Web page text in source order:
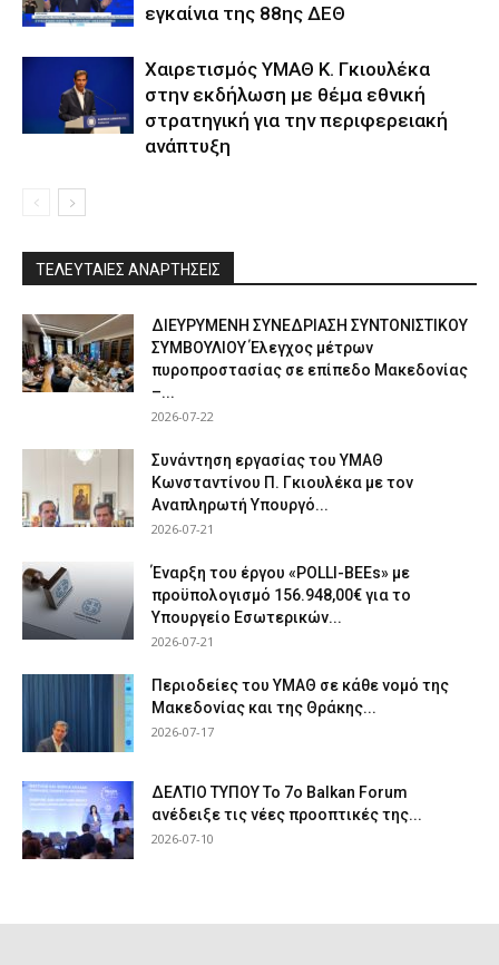
εγκαίνια της 88ης ΔΕΘ
Χαιρετισμός ΥΜΑΘ Κ. Γκιουλέκα
στην εκδήλωση με θέμα εθνική
στρατηγική για την περιφερειακή
ανάπτυξη
ΤΕΛΕΥΤΑΙΕΣ ΑΝΑΡΤΗΣΕΙΣ
ΔΙΕΥΡΥΜΕΝΗ ΣΥΝΕΔΡΙΑΣΗ ΣΥΝΤΟΝΙΣΤΙΚΟΥ
ΣΥΜΒΟΥΛΙΟΥ Έλεγχος μέτρων
πυροπροστασίας σε επίπεδο Μακεδονίας
–...
2026-07-22
Συνάντηση εργασίας του ΥΜΑΘ
Κωνσταντίνου Π. Γκιουλέκα με τον
Αναπληρωτή Υπουργό...
2026-07-21
Έναρξη του έργου «POLLI-BEEs» με
προϋπολογισμό 156.948,00€ για το
Υπουργείο Εσωτερικών...
2026-07-21
Περιοδείες του ΥΜΑΘ σε κάθε νομό της
Μακεδονίας και της Θράκης...
2026-07-17
ΔΕΛΤΙΟ ΤΥΠΟΥ Το 7ο Balkan Forum
ανέδειξε τις νέες προοπτικές της...
2026-07-10